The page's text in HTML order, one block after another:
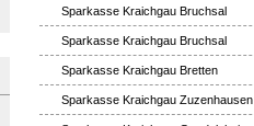
Sparkasse Kraichgau Bruchsal
Sparkasse Kraichgau Bruchsal
Sparkasse Kraichgau Bretten
Sparkasse Kraichgau Zuzenhausen